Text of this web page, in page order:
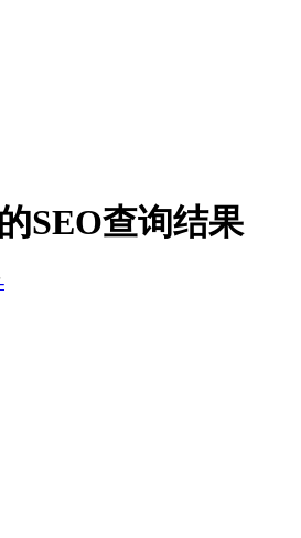
SEO查询结果
-